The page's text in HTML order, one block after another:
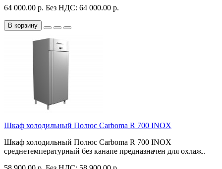
64 000.00 р. Без НДС: 64 000.00 р.
В корзину
Шкаф холодильный Полюс Carboma R 700 INOX
Шкаф холодильный Полюс Carboma R 700 INOX
среднетемпературный без канапе предназначен для охлаж..